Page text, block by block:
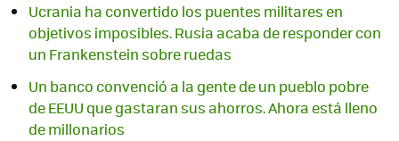
Ucrania ha convertido los puentes militares en
objetivos imposibles. Rusia acaba de responder con
un Frankenstein sobre ruedas
Un banco convenció a la gente de un pueblo pobre
de EEUU que gastaran sus ahorros. Ahora está lleno
de millonarios